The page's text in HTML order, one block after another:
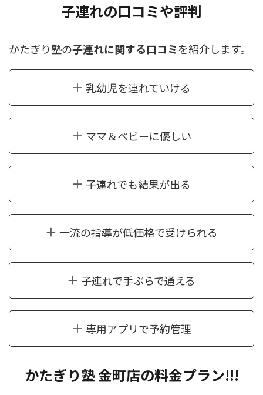
子連れの口コミや評判
かたぎり塾の子連れに関する口コミを紹介します。
乳幼児を連れていける
ママ＆ベビーに優しい
子連れでも結果が出る
一流の指導が低価格で受けられる
子連れで手ぶらで通える
専用アプリで予約管理
かたぎり塾 金町店の料金プラン!!!